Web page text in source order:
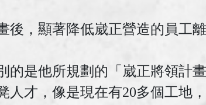
後，顯著降低崴正營造的員工
是他所規劃的「崴正將領計畫
人才，像是現在有20多個工地